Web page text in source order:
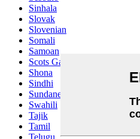
Sinhala
Slovak
Slovenian
Somali
Samoan
Scots Gaelic
Shona
Sindhi
Sundanese
Swahili
Tajik
Tamil
Telugu